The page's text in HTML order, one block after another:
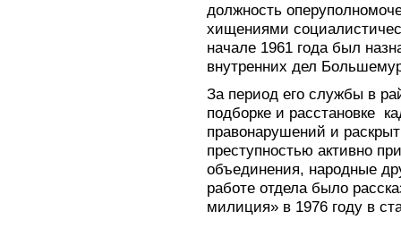
должность
хищениями
начале 1961 года был
внутренних дел
За период его службы в
подборке и расстановке
правонарушений и
преступностью активно
объединения, народные
работе отдела было
милиция» в 1976 году в